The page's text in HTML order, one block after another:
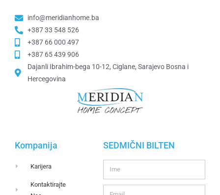
info@meridianhome.ba
+387 33 548 526
+387 66 000 497
+387 65 439 906
Dajanli Ibrahim-bega 10-12, Ciglane, Sarajevo Bosna i
Hercegovina​
Kompanija
Karijera
Kontaktirajte
SEDMIČNI BILTEN